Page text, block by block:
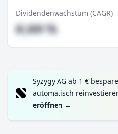
Dividendenwachstum (CAGR)
#,## %
Syzygy AG ab 1 €
automatisch
eröffnen →